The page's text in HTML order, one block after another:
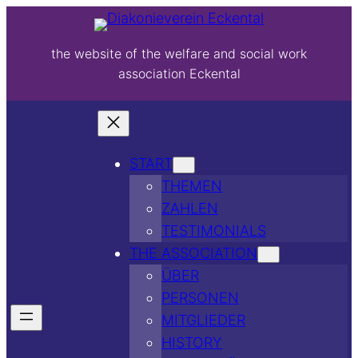
the website of the welfare and social work
association Eckental
START
THEMEN
ZAHLEN
TESTIMONIALS
THE ASSOCIATION
ÜBER
PERSONEN
MITGLIEDER
HISTORY